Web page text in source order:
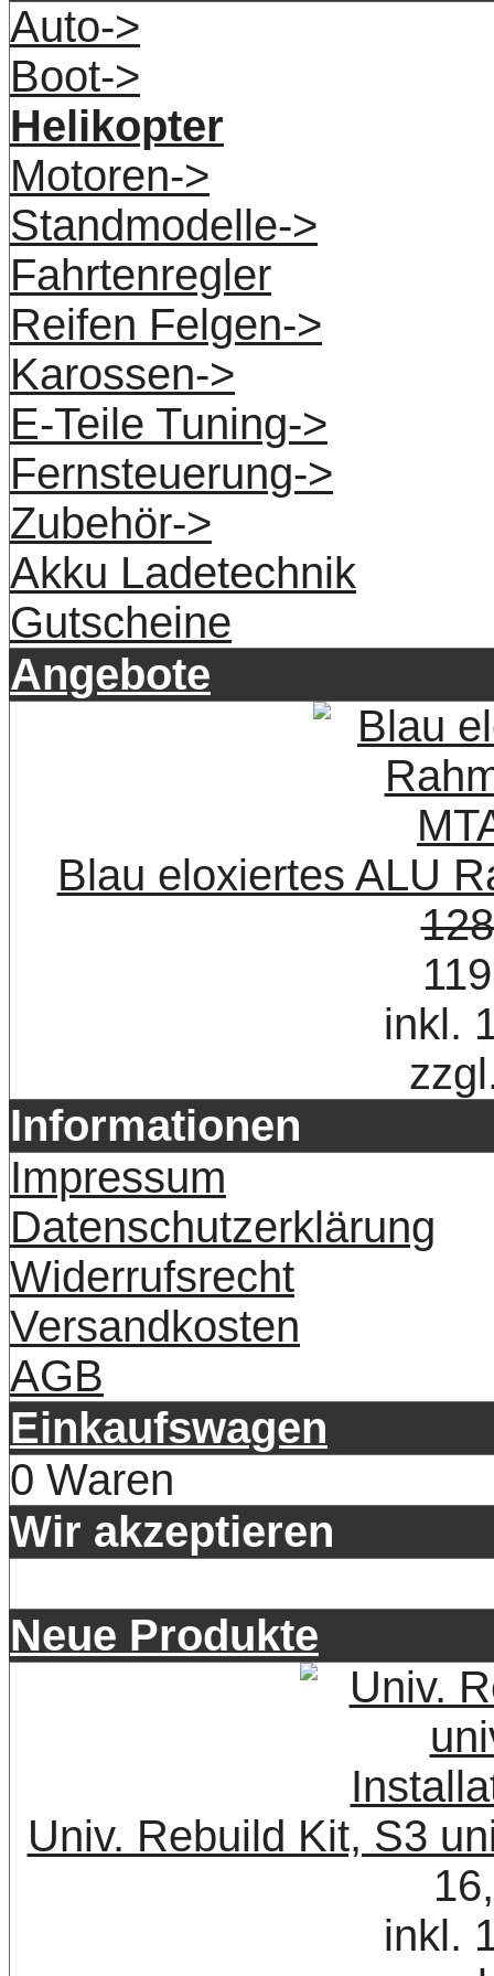
Auto->
Boot->
Helikopter
Motoren->
Standmodelle->
Fahrtenregler
Reifen Felgen->
Karossen->
E-Teile Tuning->
Fernsteuerung->
Zubehör->
Akku Ladetechnik
Gutscheine
Angebote
Blau eloxiertes ALU
inkl.
Informationen
Impressum
Datenschutzerklärung
Widerrufsrecht
Versandkosten
AGB
Einkaufswagen
0 Waren
Wir akzeptieren
Neue Produkte
Univ. Rebuild Kit, S3
inkl.